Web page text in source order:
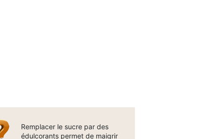
Remplacer le sucre par des
édulcorants permet de maigrir